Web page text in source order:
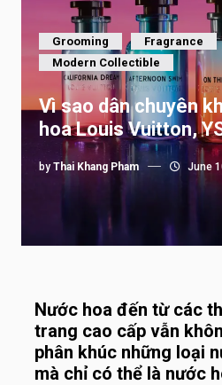
Grooming
Fragrance
Modern Collectible
Vì sao dân chuyên
hoa Louis Vuitton,
by Thai Khang Pham June
Nước hoa đến từ các
trang cao cấp vẫn
phân khúc những loại
mà chỉ có thể là nước